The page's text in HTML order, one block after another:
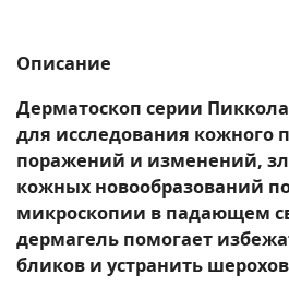
Описание
Дерматоскоп серии
для исследования кожного
поражений и изменений,
кожных новообразований
микроскопии в падающем
дермагель помогает
бликов и устранить